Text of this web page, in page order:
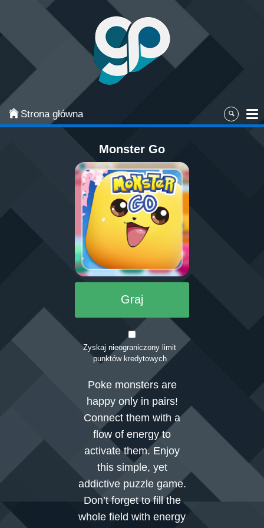
Strona główna
Monster Go
Graj
Zyskaj nieograniczony limit
punktów kredytowych
Poke monsters are
happy only in pairs!
Connect them with a
flow of energy to
activate them. Enjoy
this simple, yet
addictive puzzle game.
Don’t forget to fill the
whole field with energy
Categories
Najpopularniejsze
Gry zręcznościowe
Gry akcji
Sport
Gry planszowe i karciane
Łamigłówki
Klasyczne gry
Gry strategiczne